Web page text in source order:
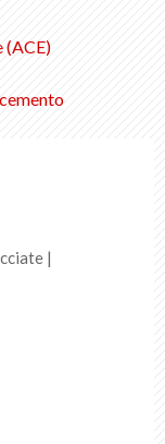
(ACE)
|